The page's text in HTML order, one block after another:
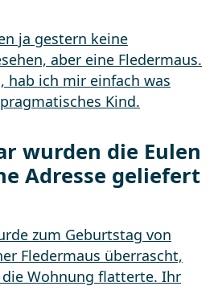
wurden die Eulen
Adresse geliefert